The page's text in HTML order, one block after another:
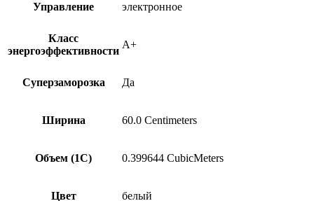
Управление электронное
Класс
энергоэффективности
A+
Суперзаморозка Да
Ширина 60.0 Centimeters
Объем (1С) 0.399644 CubicMeters
Цвет белый